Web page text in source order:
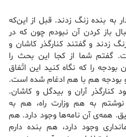
به بنده زنگ زدند. قبل از این‌که
باز کردن آن نبودم چون که در
زدند و گفتند کنارگذر کاشان و
گفتم شما از کجا این بحث را
را که نگاه کنید این اتّفاق
بودجه هم با هم ادغام شده است.
آران و بیدگل و کاشان.
به هم وزارت راه، هم به
همه‌ی آن نامه‌ها وجود دارد. هم
وجود دارد، هم بنده دارم